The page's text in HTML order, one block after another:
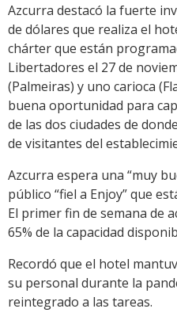
Azcurra destacó la fuerte
de dólares que realiza el
chárter que están
Libertadores el 27 de
(Palmeiras) y uno carioca
buena oportunidad para
de las dos ciudades de
de visitantes del
Azcurra espera una “muy
público “fiel a Enjoy” que
El primer fin de semana de
65% de la capacidad
Recordó que el hotel
su personal durante la
reintegrado a las tareas.